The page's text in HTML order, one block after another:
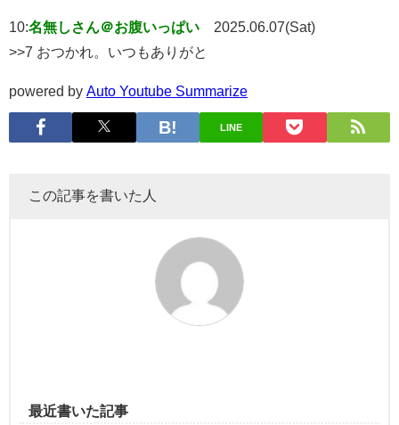
10:名無しさん＠お腹いっぱい
2025.06.07(Sat)
>>7 おつかれ。いつもありがと
powered by Auto Youtube Summarize
LINE
この記事を書いた人
最近書いた記事